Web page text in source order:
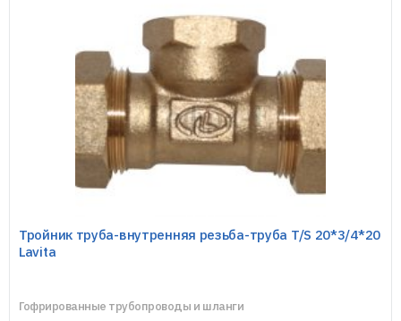
Тройник труба-внутренняя резьба-труба T/S 20*3/4*20
Lavita
Гофрированные трубопроводы и шланги